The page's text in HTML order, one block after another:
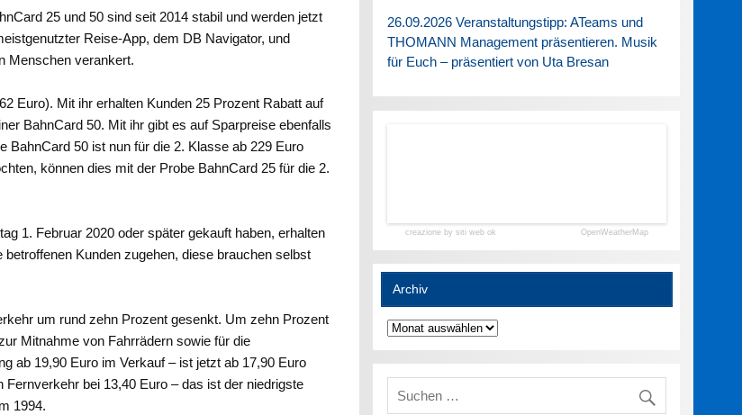
25 und 50 sind seit 2014 stabil und werden jetzt
Reise-App, dem DB Navigator, und
Menschen verankert.
Euro). Mit ihr erhalten Kunden 25 Prozent Rabatt auf
BahnCard 50. Mit ihr gibt es auf Sparpreise ebenfalls
BahnCard 50 ist nun für die 2. Klasse ab 229 Euro
können dies mit der Probe BahnCard 25 für die 2.
1. Februar 2020 oder später gekauft haben, erhalten
Kunden zugehen, diese brauchen selbst
um rund zehn Prozent gesenkt. Um zehn Prozent
Mitnahme von Fahrrädern sowie für die
ab 19,90 Euro im Verkauf – ist jetzt ab 17,90 Euro
bei 13,40 Euro – das ist der niedrigste
1994.
26.09.2026 Veranstaltungstipp: ATeams und
THOMANN Management präsentieren. Musik
für Euch – präsentiert von Uta Bresan
creazione by siti web ok OpenWeatherMap
Archiv
Archiv